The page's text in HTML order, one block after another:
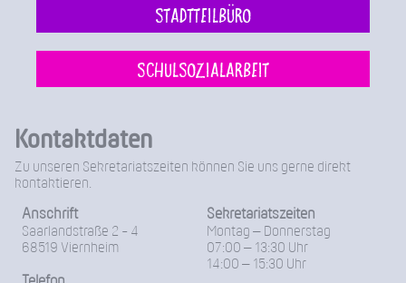
Stadtteilbüro
Schulsozialarbeit
Kontaktdaten
Zu unseren Sekretariatszeiten können Sie uns gerne direkt
kontaktieren.
Anschrift
Saarlandstraße 2 - 4
68519 Viernheim
Sekretariatszeiten
Montag – Donnerstag
07:00 – 13:30 Uhr
14:00 – 15:30 Uhr